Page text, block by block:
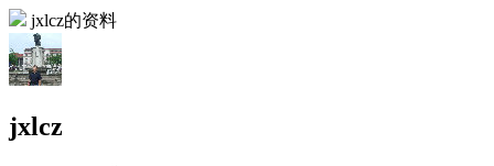
jxlcz的资料
jxlcz